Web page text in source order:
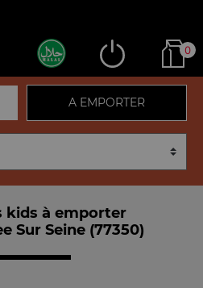
0
A EMPORTER
kids à emporter
Sur Seine (77350)